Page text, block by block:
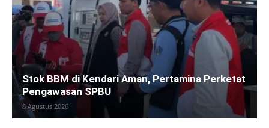
Stok BBM di Kendari Aman, Pertamina Perketat
Pengawasan SPBU
8 Agustus 2026